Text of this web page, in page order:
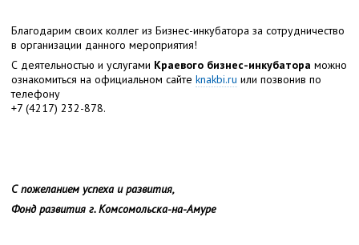
Благодарим своих коллег из Бизнес-инкубатора за сотрудничество
в организации данного мероприятия!
С деятельностью и услугами Краевого бизнес-инкубатора можно
ознакомиться на официальном сайте knakbi.ru или позвонив по
телефону
+7 (4217) 232-878.
С пожеланием успеха и развития,
Фонд развития г. Комсомольска-на-Амуре